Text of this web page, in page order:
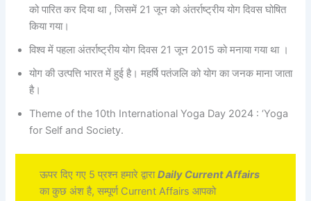
को पारित कर दिया था , जिसमें 21 जून को अंतर्राष्ट्रीय योग दिवस घोषित
किया गया।
विश्व में पहला अंतर्राष्ट्रीय योग दिवस 21 जून 2015 को मनाया गया था ।
योग की उत्पत्ति भारत में हुई है। महर्षि पतंजलि को योग का जनक माना जाता
है।
Theme of the 10th International Yoga Day 2024 : ‘Yoga
for Self and Society.
ऊपर दिए गए 5 प्रश्न हमारे द्वाराDaily Current Affairs
का कुछ अंश है, सम्पूर्ण Current Affairs आपको